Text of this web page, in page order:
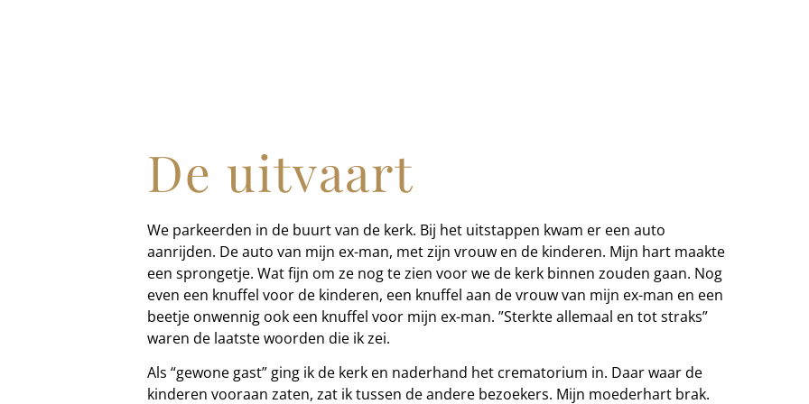
De uitvaart
We parkeerden in de buurt van de kerk. Bij het uitstappen kwam er een auto
aanrijden. De auto van mijn ex-man, met zijn vrouw en de kinderen. Mijn hart maakte
een sprongetje. Wat fijn om ze nog te zien voor we de kerk binnen zouden gaan. Nog
even een knuffel voor de kinderen, een knuffel aan de vrouw van mijn ex-man en een
beetje onwennig ook een knuffel voor mijn ex-man. ”Sterkte allemaal en tot straks”
waren de laatste woorden die ik zei.
Als “gewone gast” ging ik de kerk en naderhand het crematorium in. Daar waar de
kinderen vooraan zaten, zat ik tussen de andere bezoekers. Mijn moederhart brak.